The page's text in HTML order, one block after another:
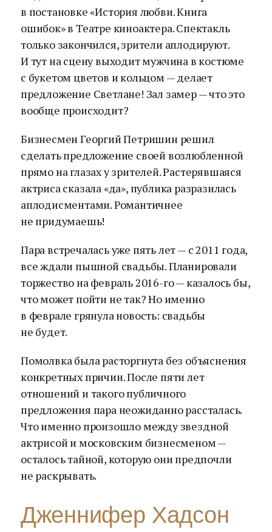
в постановке «История любви. Книга
ошибок» в Театре киноактера. Спектакль
только закончился, зрители аплодируют.
И тут на сцену выходит мужчина в костюме
с букетом цветов и кольцом — делает
предложение Светлане! Зал замер — что это
вообще происходит?
Бизнесмен Георгий Петришин решил
сделать предложение своей возлюбленной
прямо на глазах у зрителей. Растерявшаяся
актриса сказала «да», публика разразилась
аплодисментами. Романтичнее
не придумаешь!
Пара встречалась уже пять лет — с 2011 года,
все ждали пышной свадьбы. Планировали
торжество на февраль 2016-го — казалось бы,
что может пойти не так? Но именно
в феврале грянула новость: свадьбы
не будет.
Помолвка была расторгнута без объяснения
конкретных причин. После пяти лет
отношений и такого публичного
предложения пара неожиданно рассталась.
Что именно произошло между звездной
актрисой и московским бизнесменом —
осталось тайной, которую они предпочли
не раскрывать.
Дженнифер Хадсон